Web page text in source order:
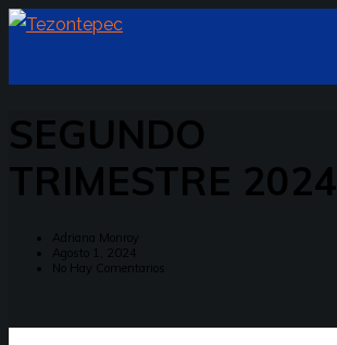
SEGUNDO
TRIMESTRE 2024
Adriana Monroy
Agosto 1, 2024
No Hay Comentarios